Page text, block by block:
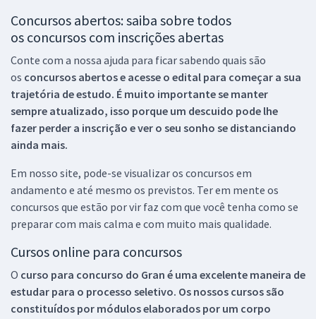
Concursos abertos: saiba sobre todos
os concursos com inscrições abertas
Conte com a nossa ajuda para ficar sabendo quais são
os concursos abertos e acesse o edital para começar a sua
trajetória de estudo. É muito importante se manter
sempre atualizado, isso porque um descuido pode lhe
fazer perder a inscrição e ver o seu sonho se distanciando
ainda mais.
Em nosso site, pode-se visualizar os concursos em
andamento e até mesmo os previstos. Ter em mente os
concursos que estão por vir faz com que você tenha como se
preparar com mais calma e com muito mais qualidade.
Cursos online para concursos
O curso para concurso do Gran é uma excelente maneira de
estudar para o processo seletivo. Os nossos cursos são
constituídos por módulos elaborados por um corpo